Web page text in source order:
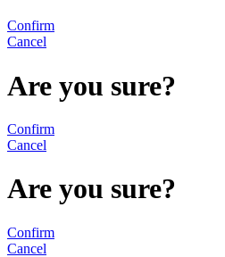
Confirm
Cancel
Are you sure?
Confirm
Cancel
Are you sure?
Confirm
Cancel